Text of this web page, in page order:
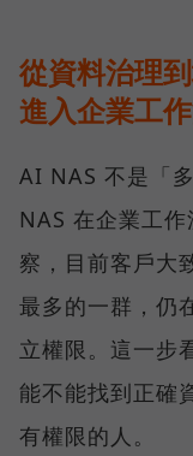
從資料治理
進入企業工
AI NAS 不是「
NAS 在企業工
察，目前客戶大
最多的一群，仍
立權限。這一步
能不能找到正確
有權限的人。